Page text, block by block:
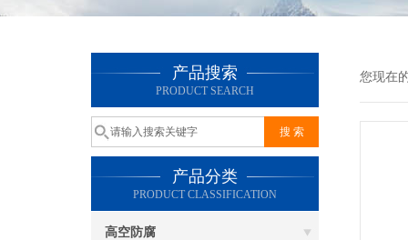
产品搜索
PRODUCT SEARCH
产品分类
PRODUCT CLASSIFICATION
高空防腐
您现在